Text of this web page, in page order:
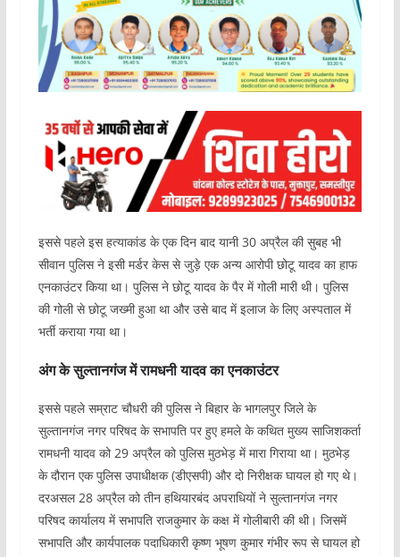
इससे पहले इस हत्याकांड के एक दिन बाद यानी 30 अप्रैल की सुबह भी
सीवान पुलिस ने इसी मर्डर केस से जुड़े एक अन्य आरोपी छोटू यादव का हाफ
एनकाउंटर किया था। पुलिस ने छोटू यादव के पैर में गोली मारी थी। पुलिस
की गोली से छोटू जख्मी हुआ था और उसे बाद में इलाज के लिए अस्पताल में
भर्ती कराया गया था।
अंग के सुल्तानगंज में रामधनी यादव का एनकाउंटर
इससे पहले सम्राट चौधरी की पुलिस ने बिहार के भागलपुर जिले के
सुल्तानगंज नगर परिषद के सभापति पर हुए हमले के कथित मुख्य साजिशकर्ता
रामधनी यादव को 29 अप्रैल को पुलिस मुठभेड़ में मारा गिराया था। मुठभेड़
के दौरान एक पुलिस उपाधीक्षक (डीएसपी) और दो निरीक्षक घायल हो गए थे।
दरअसल 28 अप्रैल को तीन हथियारबंद अपराधियों ने सुल्तानगंज नगर
परिषद कार्यालय में सभापति राजकुमार के कक्ष में गोलीबारी की थी। जिसमें
सभापति और कार्यपालक पदाधिकारी कृष्ण भूषण कुमार गंभीर रूप से घायल हो